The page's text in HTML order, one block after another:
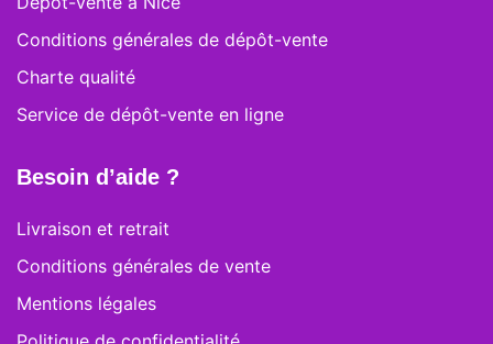
Conditions générales de dépôt-vente
Charte qualité
Service de dépôt-vente en ligne
Besoin d’aide ?
Livraison et retrait
Conditions générales de vente
Mentions légales